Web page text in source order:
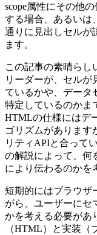
scope属性にその他
する場合、あるいは
通りに見出しセルが
ます。
この記事の素晴らし
リーダーが、セルが
ているかや、データ
特定しているのかま
HTMLの仕様にはデ
ゴリズムがあります
リティAPIと合って
の解説によって、何
により伝わるのかを
短期的にはブラウザ
がら、ユーザーにセ
かを考える必要があ
（HTML）と実装（